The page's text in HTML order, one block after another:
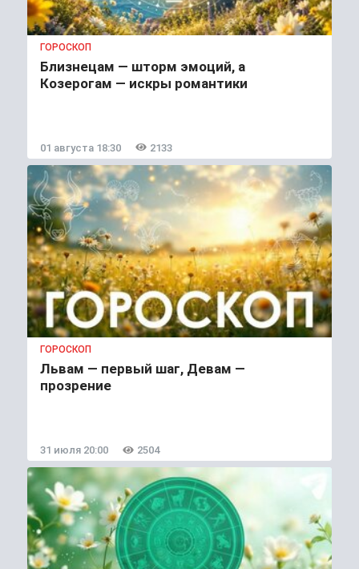
ГОРОСКОП
Близнецам — шторм эмоций, а
Козерогам — искры романтики
01 августа 18:30 2133
ГОРОСКОП
Львам — первый шаг, Девам —
прозрение
31 июля 20:00 2504